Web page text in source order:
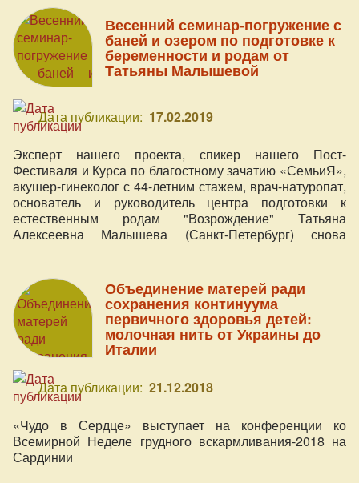
Весенний семинар-погружение с
баней и озером по подготовке к
беременности и родам от
Татьяны Малышевой
Дата публикации: 17.02.2019
Эксперт нашего проекта, спикер нашего Пост-
Фестиваля и Курса по благостному зачатию «СемьиЯ»,
акушер-гинеколог с 44-летним стажем, врач-натуропат,
основатель и руководитель центра подготовки к
естественным родам "Возрождение" Татьяна
Алексеевна Малышева (Санкт-Петербург) снова
Объединение матерей ради
сохранения континуума
первичного здоровья детей:
молочная нить от Украины до
Италии
Дата публикации: 21.12.2018
«Чудо в Сердце» выступает на конференции ко
Всемирной Неделе грудного вскармливания-2018 на
Сардинии